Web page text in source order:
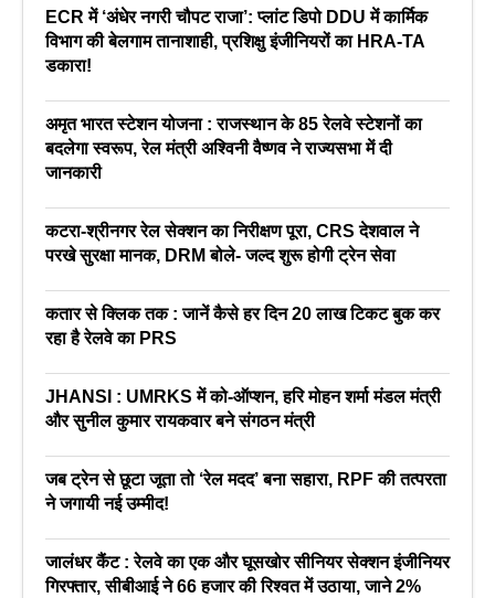
ECR में ‘अंधेर नगरी चौपट राजा’: प्लांट डिपो DDU में कार्मिक
विभाग की बेलगाम तानाशाही, प्रशिक्षु इंजीनियरों का HRA-TA
डकारा!
अमृत भारत स्टेशन योजना : राजस्थान के 85 रेलवे स्टेशनों का
बदलेगा स्वरूप, रेल मंत्री अश्विनी वैष्णव ने राज्यसभा में दी
जानकारी
कटरा-श्रीनगर रेल सेक्शन का निरीक्षण पूरा, CRS देशवाल ने
परखे सुरक्षा मानक, DRM बोले- जल्द शुरू होगी ट्रेन सेवा
कतार से क्लिक तक : जानें कैसे हर दिन 20 लाख टिकट बुक कर
रहा है रेलवे का PRS
JHANSI : UMRKS में को-ऑप्शन, हरि मोहन शर्मा मंडल मंत्री
और सुनील कुमार रायकवार बने संगठन मंत्री
जब ट्रेन से छूटा जूता तो ‘रेल मदद’ बना सहारा, RPF की तत्परता
ने जगायी नई उम्मीद!
जालंधर कैंट : रेलवे का एक और घूसखोर सीनियर सेक्शन इंजीनियर
गिरफ्तार, सीबीआई ने 66 हजार की रिश्वत में उठाया, जाने 2%